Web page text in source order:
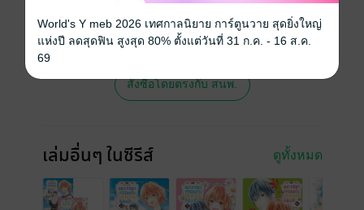
พิมพ์ จะไม่มีขายโดย MEB นะจ๊ะ สามารถสั่ง
ซื้อ หรือติดต่อคนขายโดยตรงเลยจ้ะ
สั่งซื้อโดยตรงกับ สนพ.
เล่มอื่นๆ ในซีรีส์ ดูทั้งหมด
World's Y meb 2026 เทศกาลนิยาย การ์ตูนวาย สุดยิ่งใหญ่
แห่งปี ลดสุดฟิน สูงสุด 80% ตั้งแต่วันที่ 31 ก.ค. - 16 ส.ค.
69